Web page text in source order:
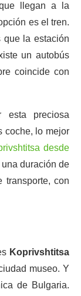
llegan a la
es el tren.
que la estación
un autobús
coincide con
esta preciosa
coche, lo mejor
desde
duración de
transporte, con
Koprivshtitsa
museo. Y
de Bulgaria.